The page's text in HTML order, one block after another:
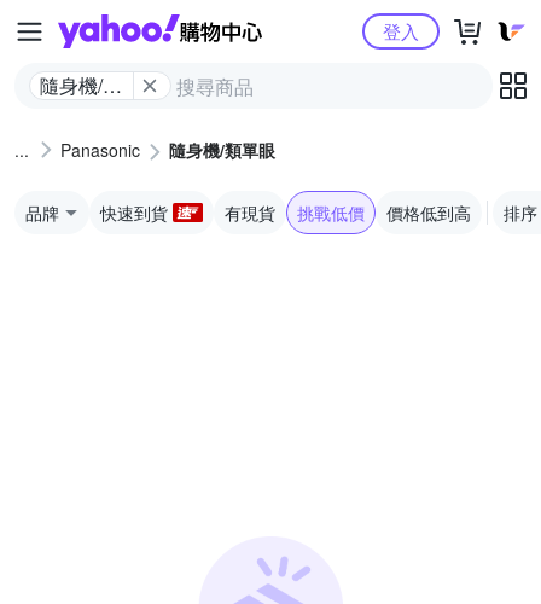
Yahoo購物中心
隨身機/類
登入
Panasonic 隨身機/類單眼
品牌 快速到貨 有現貨 挑戰低價 價格低到高 排序